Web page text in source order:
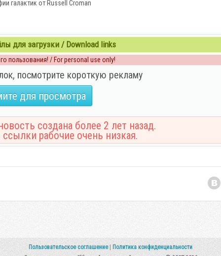
галактик от Russell Croman
для загрузки / Download links
пользования! / For personal use only!
посмотрите короткую рекламу
для просмотра
создана более 2 лет назад.
рабочие очень низкая.
Пользовательское соглашение Политика конфиденциальности